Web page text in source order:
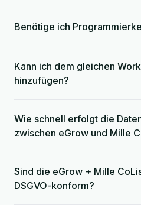
Benötige ich
Kann ich dem gleichen
hinzufügen?
Wie schnell erfolgt die
zwischen eGrow und Mille
Sind die eGrow + Mille
DSGVO-konform?